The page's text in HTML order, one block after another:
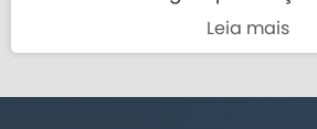
Leia mais